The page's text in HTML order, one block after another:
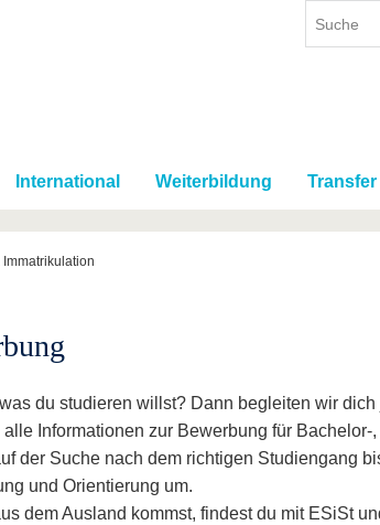
International Weiterbildung Transfer
du studieren willst? Dann begleiten wir
alle Informationen zur Bewerbung für
der Suche nach dem richtigen Studiengang
und Orientierung um.
dem Ausland kommst, findest du mit ESiSt